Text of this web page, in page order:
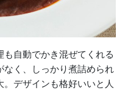
自動でかき混ぜてくれる
なく、しっかり煮詰められ
デザインも格好いいと人